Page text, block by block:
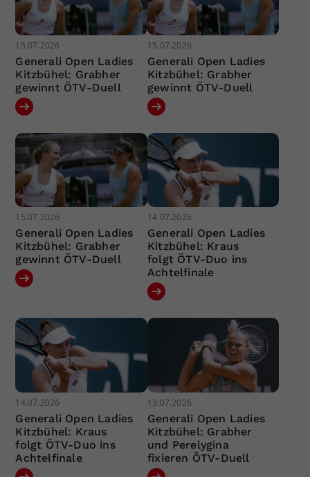
15.07.2026
Generali Open Ladies
Kitzbühel: Grabher
gewinnt ÖTV-Duell
15.07.2026
Generali Open Ladies
Kitzbühel: Grabher
gewinnt ÖTV-Duell
15.07.2026
Generali Open Ladies
Kitzbühel: Grabher
gewinnt ÖTV-Duell
14.07.2026
Generali Open Ladies
Kitzbühel: Kraus
folgt ÖTV-Duo ins
Achtelfinale
14.07.2026
Generali Open Ladies
Kitzbühel: Kraus
folgt ÖTV-Duo ins
Achtelfinale
13.07.2026
Generali Open Ladies
Kitzbühel: Grabher
und Perelygina
fixieren ÖTV-Duell